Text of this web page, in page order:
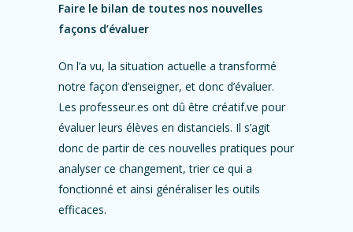
Faire le bilan de toutes nos nouvelles
façons d’évaluer
On l’a vu, la situation actuelle a transformé
notre façon d’enseigner, et donc d’évaluer.
Les professeur.es ont dû être créatif.ve pour
évaluer leurs élèves en distanciels. Il s’agit
donc de partir de ces nouvelles pratiques pour
analyser ce changement, trier ce qui a
fonctionné et ainsi généraliser les outils
efficaces.